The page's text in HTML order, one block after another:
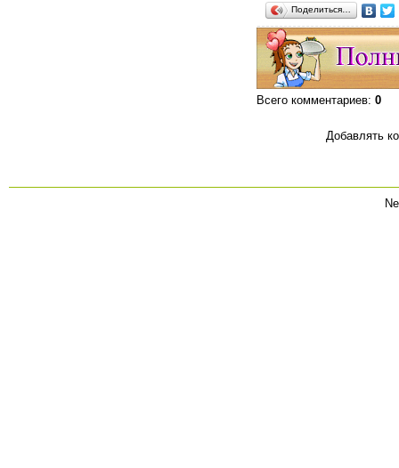
Поделиться…
Всего комментариев: 0
Добавлять